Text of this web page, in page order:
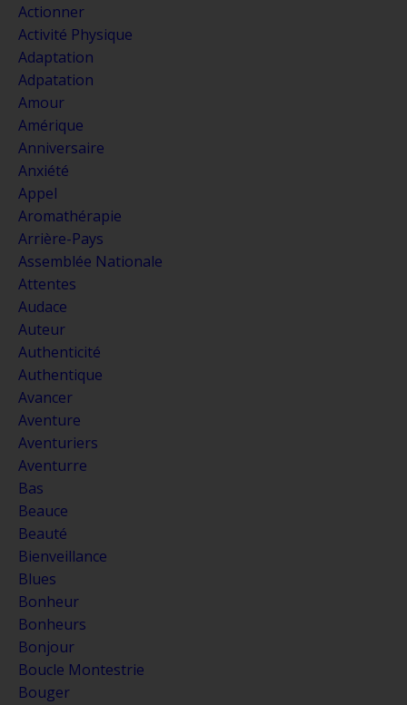
Actionner
Activité Physique
Adaptation
Adpatation
Amour
Amérique
Anniversaire
Anxiété
Appel
Aromathérapie
Arrière-Pays
Assemblée Nationale
Attentes
Audace
Auteur
Authenticité
Authentique
Avancer
Aventure
Aventuriers
Aventurre
Bas
Beauce
Beauté
Bienveillance
Blues
Bonheur
Bonheurs
Bonjour
Boucle Montestrie
Bouger